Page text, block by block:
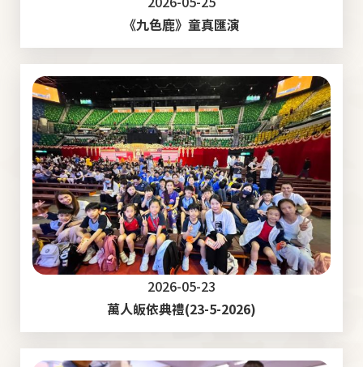
《九色鹿》童真匯演
2026-05-23
萬人皈依典禮(23-5-2026)